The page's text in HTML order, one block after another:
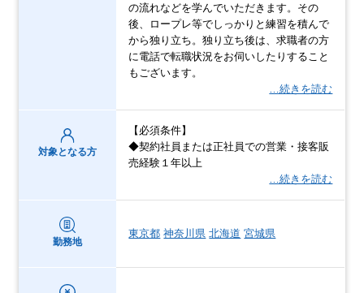
の流れなどを学んでいただきます。その
後、ロープレ等でしっかりと練習を積んで
から独り立ち。独り立ち後は、求職者の方
に電話で転職状況をお伺いしたりすること
もございます。
…続きを読む
対象となる方
【必須条件】
◆契約社員または正社員での営業・接客販
売経験１年以上
…続きを読む
勤務地
東京都 神奈川県 北海道 宮城県